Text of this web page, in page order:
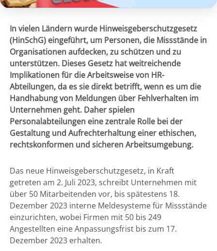
In vielen Ländern wurde Hinweisgeberschutzgesetz
(HinSchG) eingeführt, um Personen, die Missstände in
Organisationen aufdecken, zu schützen und zu
unterstützen. Dieses Gesetz hat weitreichende
Implikationen für die Arbeitsweise von HR-
Abteilungen, da es sie direkt betrifft, wenn es um die
Handhabung von Meldungen über Fehlverhalten im
Unternehmen geht. Daher spielen
Personalabteilungen eine zentrale Rolle bei der
Gestaltung und Aufrechterhaltung einer ethischen,
rechtskonformen und sicheren Arbeitsumgebung.
Das neue Hinweisgeberschutzgesetz, in Kraft
getreten am 2. Juli 2023, schreibt Unternehmen mit
über 50 Mitarbeitenden vor, bis spätestens 18.
Dezember 2023 interne Meldesysteme für Missstände
einzurichten, wobei Firmen mit 50 bis 249
Angestellten eine Anpassungsfrist bis zum 17.
Dezember 2023 erhalten.